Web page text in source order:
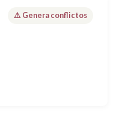
⚠️ Genera conflictos